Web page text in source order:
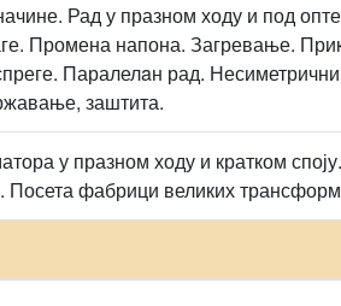
Рад у празном ходу и под
Промена напона. Загревање.
Паралелaн рад.
заштита.
у празном ходу и кратком
Посета фабрици великих